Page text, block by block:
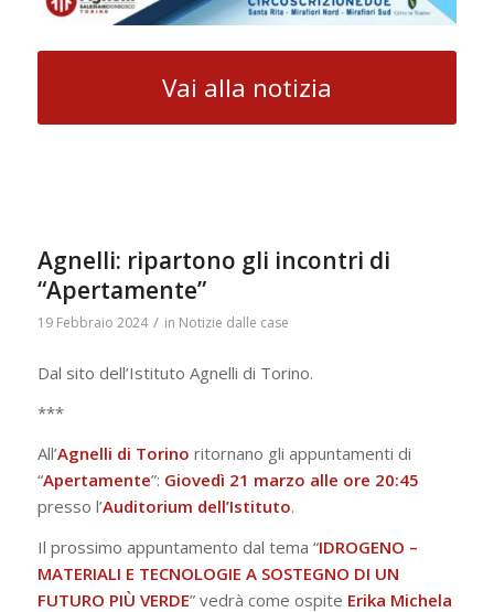
Vai alla notizia
Agnelli: ripartono gli incontri di
“Apertamente”
19 Febbraio 2024 / in Notizie dalle case
Dal sito dell’Istituto Agnelli di Torino.
***
All’Agnelli di Torino ritornano gli appuntamenti di
“Apertamente”: Giovedì 21 marzo alle ore 20:45
presso l’Auditorium dell’Istituto.
Il prossimo appuntamento dal tema “IDROGENO –
MATERIALI E TECNOLOGIE A SOSTEGNO DI UN
FUTURO PIÙ VERDE” vedrà come ospite Erika Michela